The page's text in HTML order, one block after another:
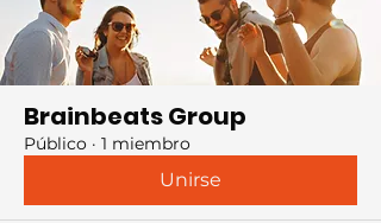
Brainbeats Group
Público · 1 miembro
Unirse